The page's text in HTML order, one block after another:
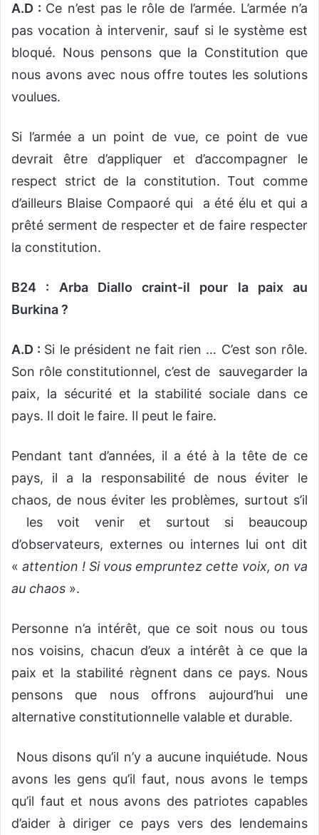
A.D : Ce n’est pas le rôle de l’armée. L’armée n’a
pas vocation à intervenir, sauf si le système est
bloqué. Nous pensons que la Constitution que
nous avons avec nous offre toutes les solutions
voulues.
Si l’armée a un point de vue, ce point de vue
devrait être d’appliquer et d’accompagner le
respect strict de la constitution. Tout comme
d’ailleurs Blaise Compaoré qui a été élu et qui a
prêté serment de respecter et de faire respecter
la constitution.
B24 : Arba Diallo craint-il pour la paix au
Burkina ?
A.D : Si le président ne fait rien … C’est son rôle.
Son rôle constitutionnel, c’est de sauvegarder la
paix, la sécurité et la stabilité sociale dans ce
pays. Il doit le faire. Il peut le faire.
Pendant tant d’années, il a été à la tête de ce
pays, il a la responsabilité de nous éviter le
chaos, de nous éviter les problèmes, surtout s’il
les voit venir et surtout si beaucoup
d’observateurs, externes ou internes lui ont dit
« attention ! Si vous empruntez cette voix, on va
au chaos ».
Personne n’a intérêt, que ce soit nous ou tous
nos voisins, chacun d’eux a intérêt à ce que la
paix et la stabilité règnent dans ce pays. Nous
pensons que nous offrons aujourd’hui une
alternative constitutionnelle valable et durable.
Nous disons qu’il n’y a aucune inquiétude. Nous
avons les gens qu’il faut, nous avons le temps
qu’il faut et nous avons des patriotes capables
d’aider à diriger ce pays vers des lendemains